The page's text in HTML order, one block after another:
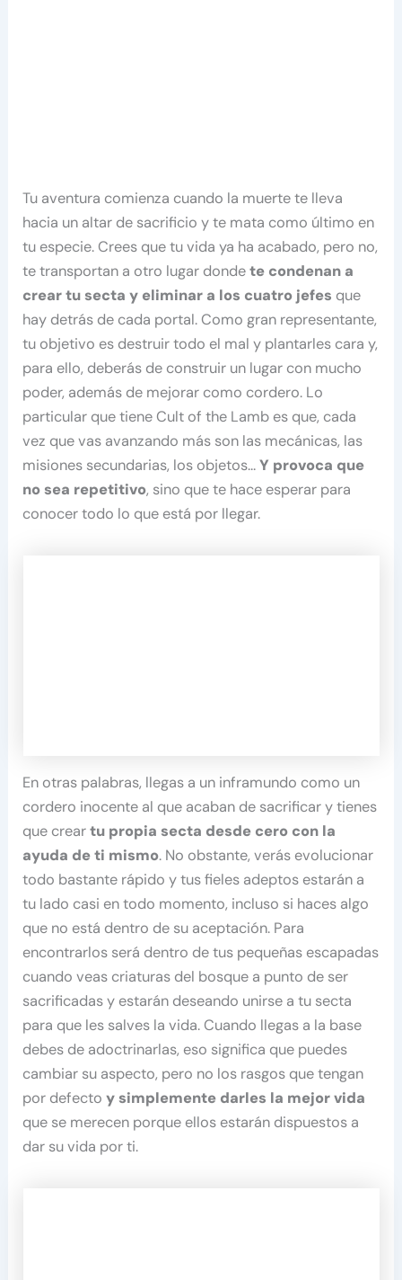
Tu aventura comienza cuando la muerte te lleva
hacia un altar de sacrificio y te mata como último en
tu especie. Crees que tu vida ya ha acabado, pero no,
te transportan a otro lugar dondete condenan a
crear tu secta y eliminar a los cuatro jefes que
hay detrás de cada portal. Como gran representante,
tu objetivo es destruir todo el mal y plantarles cara y,
para ello, deberás de construir un lugar con mucho
poder, además de mejorar como cordero. Lo
particular que tiene Cult of the Lamb es que, cada
vez que vas avanzando más son las mecánicas, las
misiones secundarias, los objetos…Y provoca que
no sea repetitivo, sino que te hace esperar para
conocer todo lo que está por llegar.
En otras palabras, llegas a un inframundo como un
cordero inocente al que acaban de sacrificar y tienes
que creartu propia secta desde cero con la
ayuda de ti mismo. No obstante, verás evolucionar
todo bastante rápido y tus fieles adeptos estarán a
tu lado casi en todo momento, incluso si haces algo
que no está dentro de su aceptación. Para
encontrarlos será dentro de tus pequeñas escapadas
cuando veas criaturas del bosque a punto de ser
sacrificadas y estarán deseando unirse a tu secta
para que les salves la vida. Cuando llegas a la base
debes de adoctrinarlas, eso significa que puedes
cambiar su aspecto, pero no los rasgos que tengan
por defectoy simplemente darles la mejor vida
que se merecen porque ellos estarán dispuestos a
dar su vida por ti.